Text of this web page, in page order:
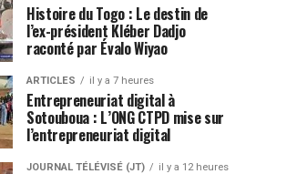
Histoire du Togo : Le destin de
l’ex-président Kléber Dadjo
raconté par Évalo Wiyao
ARTICLES il y a 7 heures
Entrepreneuriat digital à
Sotouboua : L’ONG CTPD mise sur
l’entrepreneuriat digital
JOURNAL TÉLÉVISÉ (JT) il y a 12 heures